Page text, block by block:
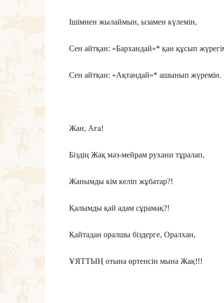
Ішімнен жылаймын, ызамен күлемін,
Сен айтқан: «Бархандай»* қан құсып
Сен айтқан: «Ақтандай»* ашынып жүремін.
Жан, Аға!
Біздің Жақ мәз-мейрам рухани тұралап,
Жанымды кім келіп жұбатар?!
Қалымды қай адам сұрамақ?!
Қайтадан оралшы біздерге, Оралхан,
ҰЯТТЫҢ отына өртенсін мына Жақ!!!